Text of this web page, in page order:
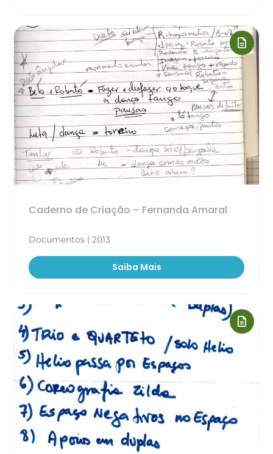
Caderno de Criação – Fernanda Amaral
Documentos | 2013
Saiba Mais